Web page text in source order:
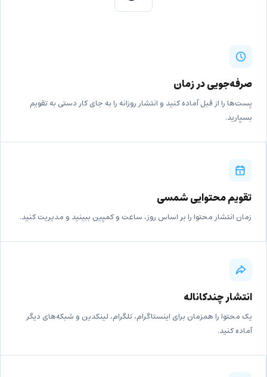
صرفه‌جویی در زمان
پست‌ها را از قبل آماده کنید و انتشار روزانه را به جای کار دستی به تقویم
بسپارید.
تقویم محتوایی شمسی
زمان انتشار محتوا را بر اساس روز، ساعت و کمپین ببینید و مدیریت کنید.
انتشار چندکاناله
یک محتوا را همزمان برای اینستاگرام، تلگرام، لینکدین و شبکه‌های دیگر
آماده کنید.